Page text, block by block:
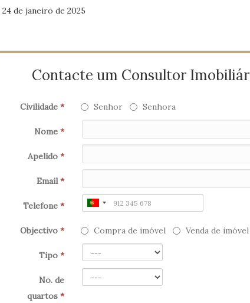
de janeiro de 2025
Contacte um Consultor
Civilidade * Senhor Senhora
Nome *
Apelido *
Email*
Telefone *
Objectivo * Compra de imóvel Venda de imóvel
Tipo *
No. de
quartos *